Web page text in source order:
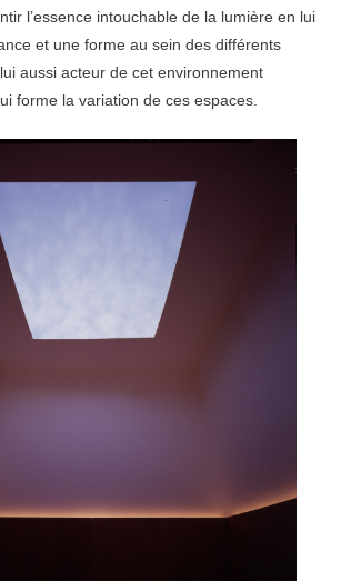
l’essence intouchable de la lumière en lui
et une forme au sein des différents
aussi acteur de cet environnement
forme la variation de ces espaces.